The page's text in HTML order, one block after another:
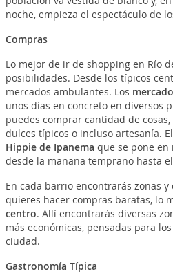
noche, empieza el espectáculo de
Compras
Lo mejor de ir de shopping en Río
posibilidades. Desde los típicos
mercados ambulantes. Los
unos días en concreto en diversos
puedes comprar cantidad de
dulces típicos o incluso artesanía.
Hippie de Ipanema que se pone en
desde la mañana temprano hasta
En cada barrio encontrarás zonas
quieres hacer compras baratas, lo
centro. Allí encontrarás diversas
más económicas, pensadas para
ciudad.
Gastronomía Típica